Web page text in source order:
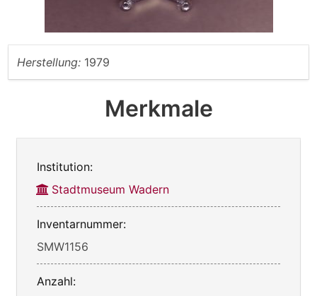
Herstellung: 1979
Merkmale
Institution:
Stadtmuseum Wadern
Inventarnummer:
SMW1156
Anzahl: